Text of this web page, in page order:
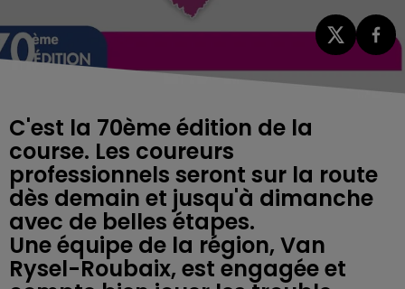
C'est la 70ème édition de la
course. Les coureurs
professionnels seront sur la route
dès demain et jusqu'à dimanche
avec de belles étapes.
Une équipe de la région, Van
Rysel-Roubaix, est engagée et